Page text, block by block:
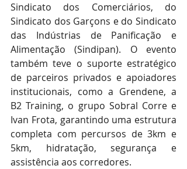
Sindicato dos Comerciários, do
Sindicato dos Garçons e do Sindicato
das Indústrias de Panificação e
Alimentação (Sindipan). O evento
também teve o suporte estratégico
de parceiros privados e apoiadores
institucionais, como a Grendene, a
B2 Training, o grupo Sobral Corre e
Ivan Frota, garantindo uma estrutura
completa com percursos de 3km e
5km, hidratação, segurança e
assistência aos corredores.